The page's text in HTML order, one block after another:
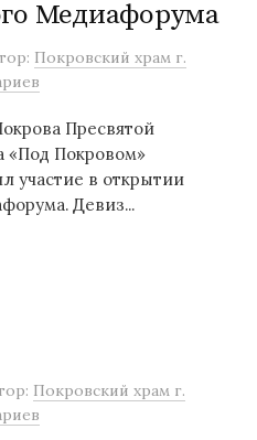
Медиафорума
Покровский храм г.
Пресвятой
«Под Покровом»
участие в открытии
Девиз...
Покровский храм г.